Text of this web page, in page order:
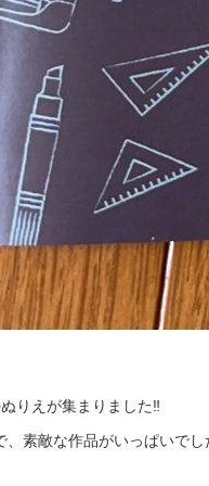
りえが集まりました‼
、素敵な作品がいっぱいで